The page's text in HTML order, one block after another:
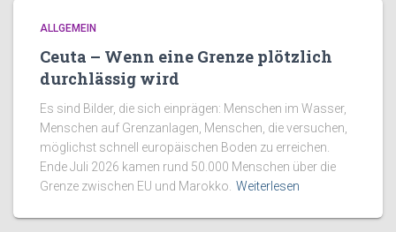
ALLGEMEIN
Ceuta – Wenn eine Grenze plötzlich
durchlässig wird
Es sind Bilder, die sich einprägen: Menschen im Wasser,
Menschen auf Grenzanlagen, Menschen, die versuchen,
möglichst schnell europäischen Boden zu erreichen.
Ende Juli 2026 kamen rund 50.000 Menschen über die
Grenze zwischen EU und Marokko. Weiterlesen